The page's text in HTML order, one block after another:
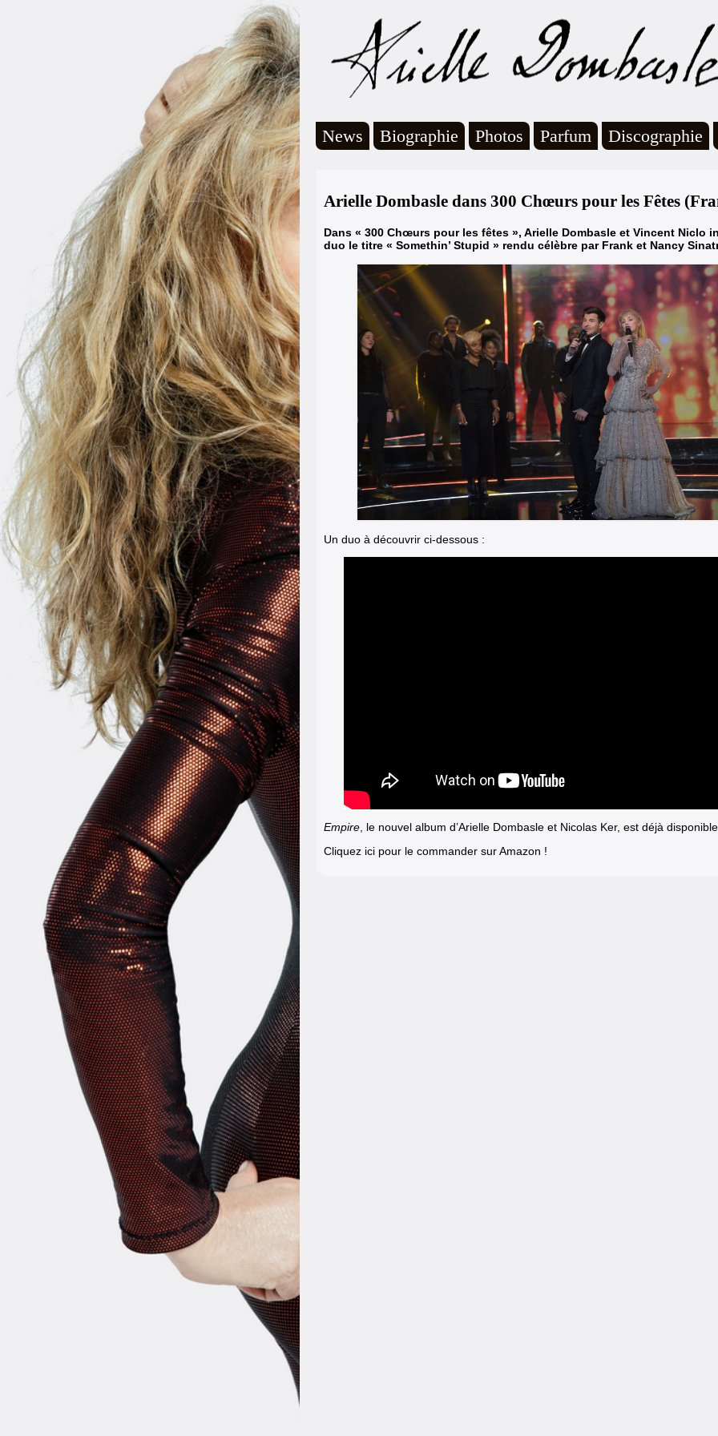
News Biographie Photos Parfum Discographie
Arielle Dombasle dans 300 Chœurs pour les Fêtes
Dans « 300 Chœurs pour les fêtes », Arielle Dombasle et Vincent Niclo
duo le titre « Somethin’ Stupid » rendu célèbre par Frank et Nancy
Un duo à découvrir ci-dessous :
Empire , le nouvel album d’Arielle Dombasle et Nicolas Ker, est déjà
Cliquez ici pour le commander sur Amazon !